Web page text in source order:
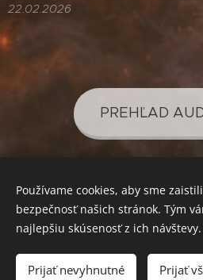
22.02.2026
PREHĽAD
PREHĽAD
SVETLO PRE VAŠE
Používame cookies, aby sme
bezpečnosť našich stránok. Tým
najlepšiu skúsenosť z ich návštevy.
Prijať nevyhnutné Prijať